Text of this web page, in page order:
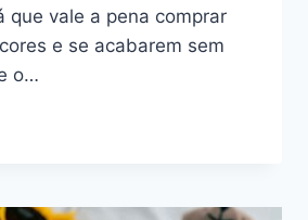
que vale a pena comprar
e se acabarem sem
o…